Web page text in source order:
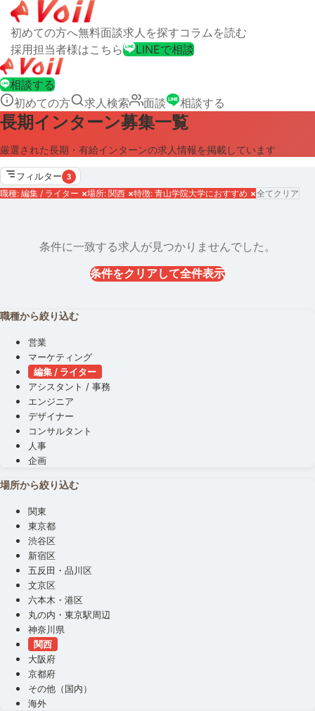
初めての方へ無料面談求人を探すコラムを読む
採用担当者様はこちら
LINEで相談
相談する
初めての方
求人検索 面談 相談する
長期インターン募集一覧
厳選された長期・有給インターンの求人情報を掲載しています
フィルター 3
職種: 編集 / ライター ×場所: 関西 ×特徴: 青山学院大学におすすめ ×全てクリア
条件に一致する求人が見つかりませんでした。
条件をクリアして全件表示
職種から絞り込む
営業
マーケティング
編集 / ライター
アシスタント / 事務
エンジニア
デザイナー
コンサルタント
人事
企画
場所から絞り込む
関東
東京都
渋谷区
新宿区
五反田・品川区
文京区
六本木・港区
丸の内・東京駅周辺
神奈川県
関西
大阪府
京都府
その他（国内）
海外